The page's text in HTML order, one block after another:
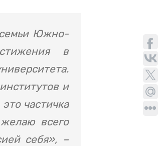
семьи Южно-
в
и
частичка
всего
себя», –